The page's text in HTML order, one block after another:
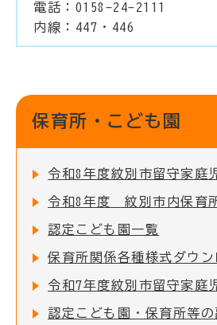
電話：0158-24-2111
内線：447・446
保育所・こども園
認定こども園一覧
保育所関係各種様式ダウン